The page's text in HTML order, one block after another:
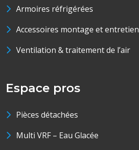
Armoires réfrigérées
Accessoires montage et entretien
Ventilation & traitement de l’air
Espace pros
Pièces détachées
Multi VRF – Eau Glacée